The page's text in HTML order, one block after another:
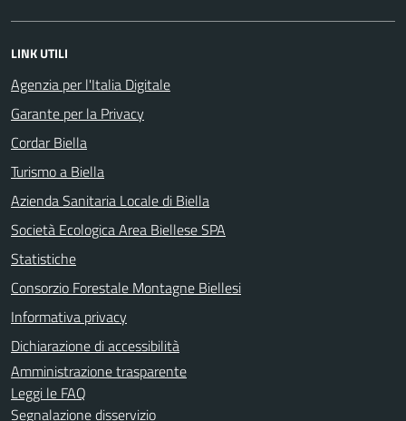
LINK UTILI
Agenzia per l'Italia Digitale
Garante per la Privacy
Cordar Biella
Turismo a Biella
Azienda Sanitaria Locale di Biella
Società Ecologica Area Biellese SPA
Statistiche
Consorzio Forestale Montagne Biellesi
Informativa privacy
Dichiarazione di accessibilità
Amministrazione trasparente
Leggi le FAQ
Segnalazione disservizio